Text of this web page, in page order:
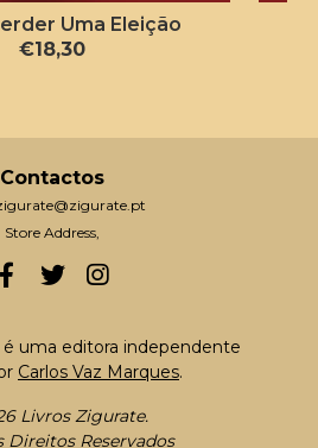
Uma Eleição
€18,30
Contactos
Store Address,
é uma editora independente
Carlos Vaz Marques.
Livros Zigurate.
Direitos Reservados